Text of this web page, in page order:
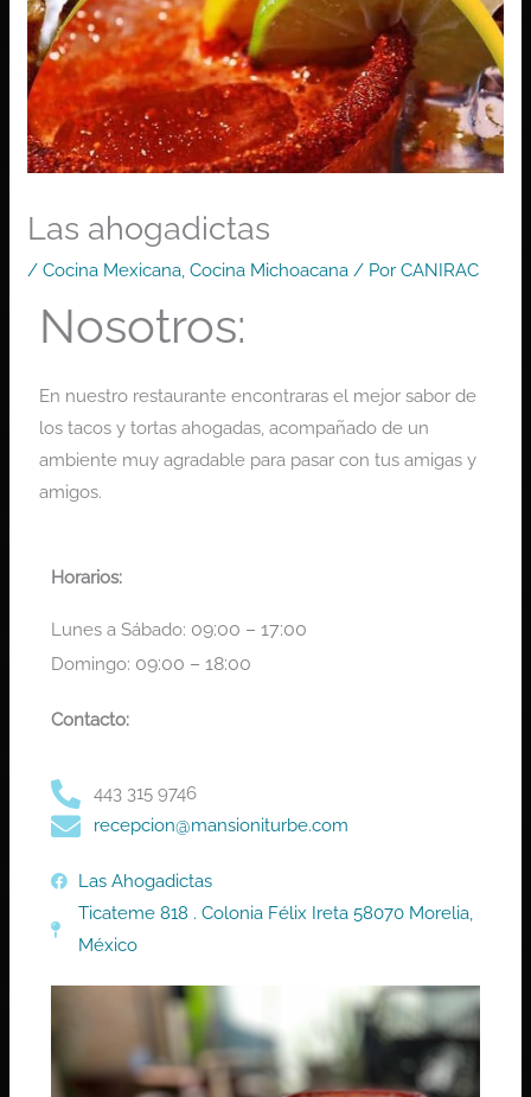
Las ahogadictas
/Cocina Mexicana,Cocina Michoacana / PorCANIRAC
Nosotros:
En nuestro restaurante encontraras el mejor sabor de
los tacos y tortas ahogadas, acompañado de un
ambiente muy agradable para pasar con tus amigas y
amigos.
Horarios:
Lunes a Sábado: 09:00 – 17:00
Domingo: 09:00 – 18:00
Contacto:
443 315 9746
recepcion@mansioniturbe.com
Las Ahogadictas
Ticateme 818 . Colonia Félix Ireta 58070 Morelia,
México